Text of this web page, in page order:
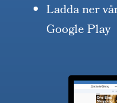
Ladda ner
Google Play